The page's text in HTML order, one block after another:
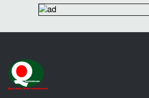
দিল্লির অনুষ্ঠানে দণ্ডিত হাসিনাকে
বাংলাদেশের ক্ষুব্ধ প্রতিক্রিয়া
বরিশাল বিশ্ববিদ্যালয়ে ছাত্রদল-
হাম উপসর্গে আরও ৫ শিশুর মৃত্যু,
জুলাই আহত যোদ্ধা মিতুর খোঁজ নিলেন